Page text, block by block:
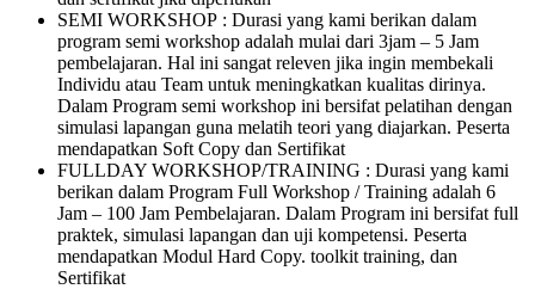
SEMI WORKSHOP : Durasi yang kami berikan dalam
program semi workshop adalah mulai dari 3jam – 5 Jam
pembelajaran. Hal ini sangat releven jika ingin membekali
Individu atau Team untuk meningkatkan kualitas dirinya.
Dalam Program semi workshop ini bersifat pelatihan dengan
simulasi lapangan guna melatih teori yang diajarkan. Peserta
mendapatkan Soft Copy dan Sertifikat
FULLDAY WORKSHOP/TRAINING : Durasi yang kami
berikan dalam Program Full Workshop / Training adalah 6
Jam – 100 Jam Pembelajaran. Dalam Program ini bersifat full
praktek, simulasi lapangan dan uji kompetensi. Peserta
mendapatkan Modul Hard Copy. toolkit training, dan
Sertifikat